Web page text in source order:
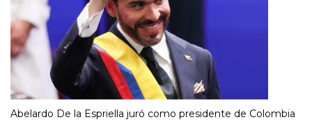
Abelardo De la Espriella juró como presidente de Colombia